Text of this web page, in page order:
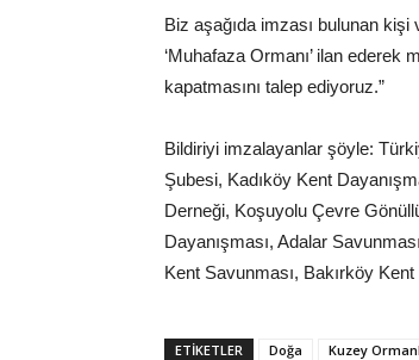
Biz aşağıda imzası bulunan kişi
‘Muhafaza Ormanı’ ilan
kapatmasını talep ediyoruz.”
Bildiriyi imzalayanlar şöyle:
Şubesi, Kadıköy Kent
Derneği, Koşuyolu Çevre
Dayanışması, Adalar
Kent Savunması, Bakırköy Kent
ETIKETLER Doğa Kuzey